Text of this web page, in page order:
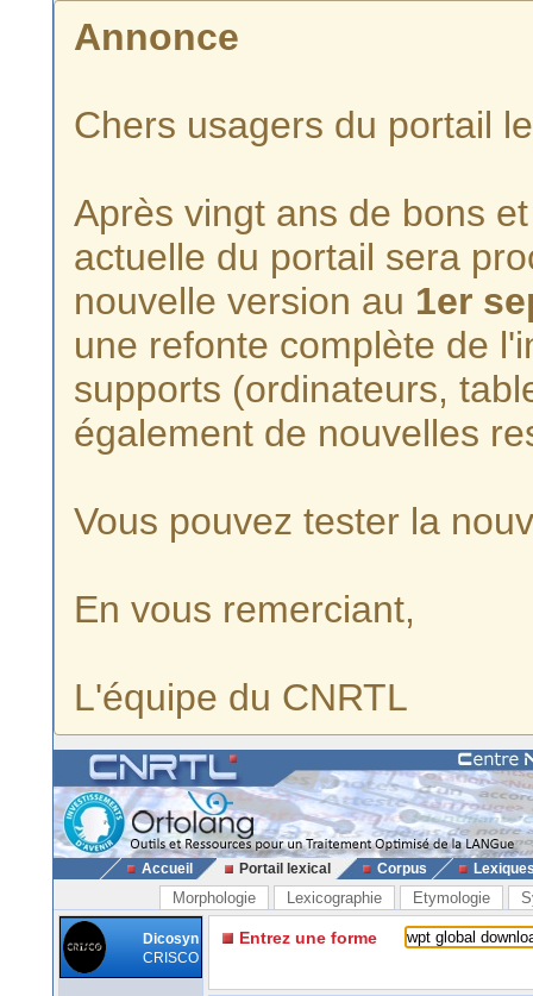
Annonce
Chers usagers du portail
Après vingt ans de bons
actuelle du portail sera
nouvelle version au 1er
une refonte complète de
supports (ordinateurs,
également de nouvelles
Vous pouvez tester la
En vous remerciant,
L'équipe du CNRTL
Accueil Portail lexical Corpus
Morphologie Lexicographie Etymologie
Dicosyn
CRISCO
Entrez une forme